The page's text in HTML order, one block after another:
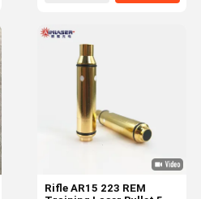
Rifle AR15 223 REM